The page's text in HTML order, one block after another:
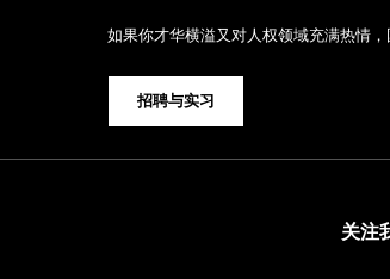
如果你才华横溢又对人权领域充满热情
招聘与实习
关注